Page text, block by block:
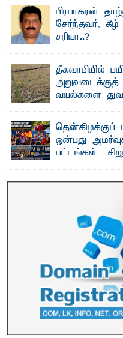
பிரபாகரன்
சேர்ந்தவர், கீழ்
சரியா..?
தீகவாபியில்
அறுவடைக்குத்
வயல்களை
காணப்பட்ட பல ...தென்கிழக்குப்
ஒன்பது
பட்டங்கள் –
மற்றும் சிறப்புப் பரிசுகள்